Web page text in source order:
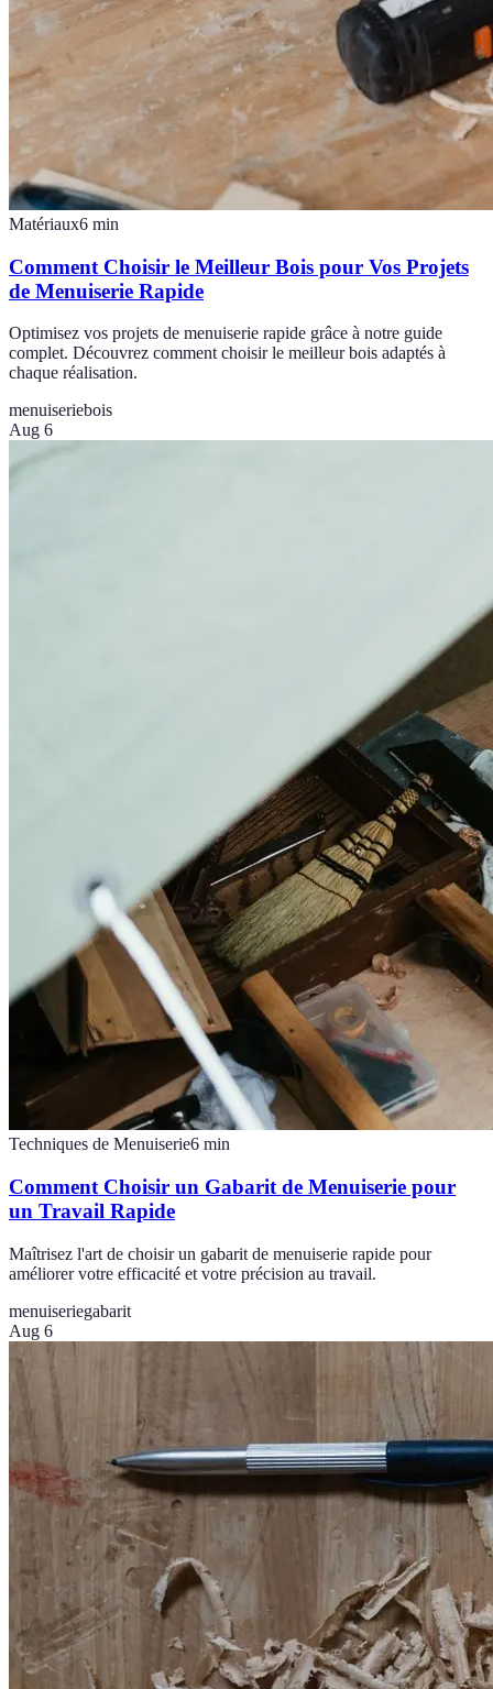
Matériaux6 min
Comment Choisir le Meilleur Bois pour Vos Projets
de Menuiserie Rapide
Optimisez vos projets de menuiserie rapide grâce à notre guide
complet. Découvrez comment choisir le meilleur bois adaptés à
chaque réalisation.
menuiseriebois
Aug 6
Techniques de Menuiserie6 min
Comment Choisir un Gabarit de Menuiserie pour
un Travail Rapide
Maîtrisez l'art de choisir un gabarit de menuiserie rapide pour
améliorer votre efficacité et votre précision au travail.
menuiseriegabarit
Aug 6